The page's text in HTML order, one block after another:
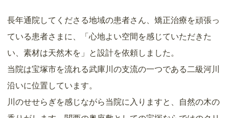
長年通院してくださる地域の患者さん、矯正治療を頑張っ
ている患者さまに、「心地よい空間を感じていただきた
い、素材は天然木を」と設計を依頼しました。
当院は宝塚市を流れる武庫川の支流の一つである二級河川
沿いに位置しています。
川のせせらぎを感じながら当院に入りますと、自然の木の